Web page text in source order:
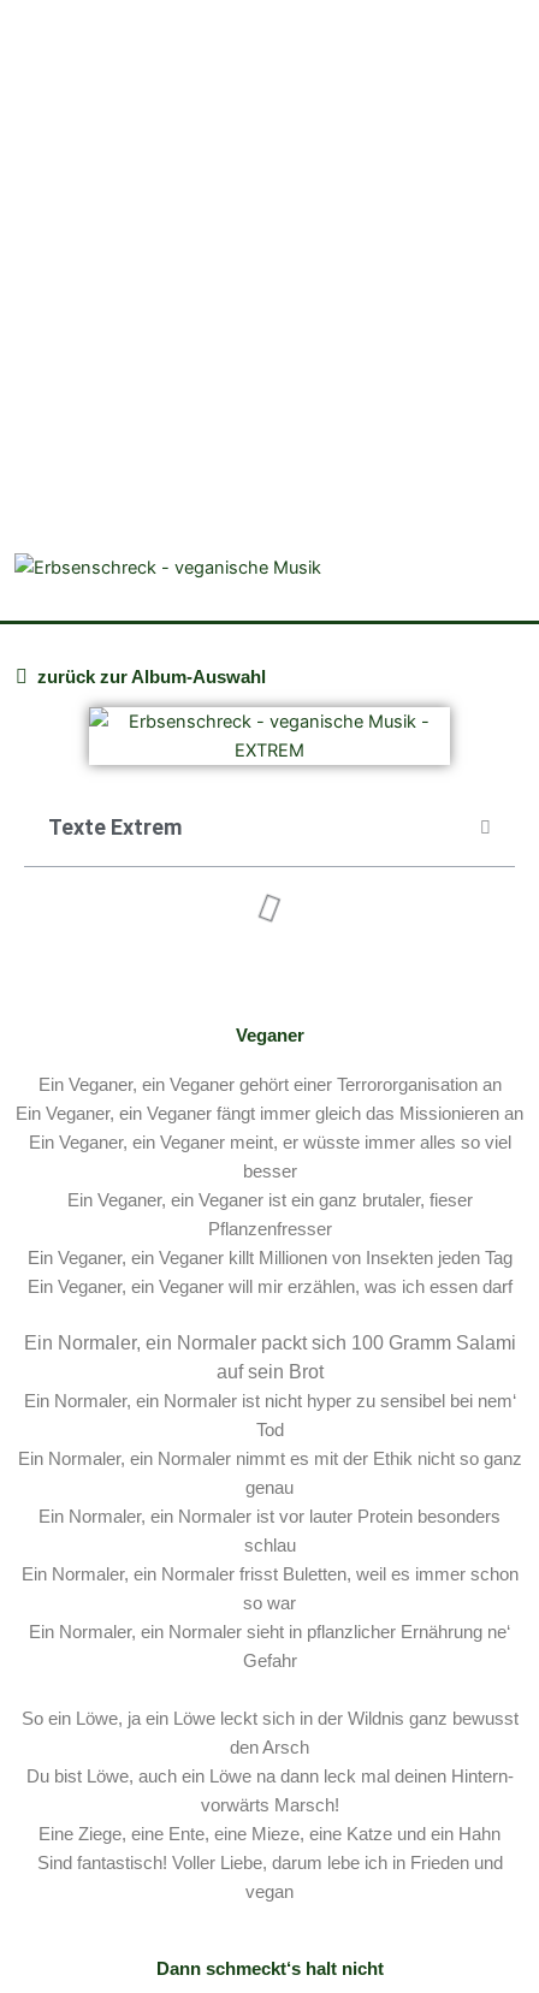
zurück zur Album-Auswahl
Texte Extrem
Veganer
Ein Veganer, ein Veganer gehört einer Terrororganisation an
Ein Veganer, ein Veganer fängt immer gleich das Missionieren an
Ein Veganer, ein Veganer meint, er wüsste immer alles so viel
besser
Ein Veganer, ein Veganer ist ein ganz brutaler, fieser
Pflanzenfresser
Ein Veganer, ein Veganer killt Millionen von Insekten jeden Tag
Ein Veganer, ein Veganer will mir erzählen, was ich essen darf
Ein Normaler, ein Normaler packt sich 100 Gramm Salami
auf sein Brot
Ein Normaler, ein Normaler ist nicht hyper zu sensibel bei nem‘
Tod
Ein Normaler, ein Normaler nimmt es mit der Ethik nicht so ganz
genau
Ein Normaler, ein Normaler ist vor lauter Protein besonders
schlau
Ein Normaler, ein Normaler frisst Buletten, weil es immer schon
so war
Ein Normaler, ein Normaler sieht in pflanzlicher Ernährung ne‘
Gefahr
So ein Löwe, ja ein Löwe leckt sich in der Wildnis ganz bewusst
den Arsch
Du bist Löwe, auch ein Löwe na dann leck mal deinen Hintern-
vorwärts Marsch!
Eine Ziege, eine Ente, eine Mieze, eine Katze und ein Hahn
Sind fantastisch! Voller Liebe, darum lebe ich in Frieden und
vegan
Dann schmeckt‘s halt nicht